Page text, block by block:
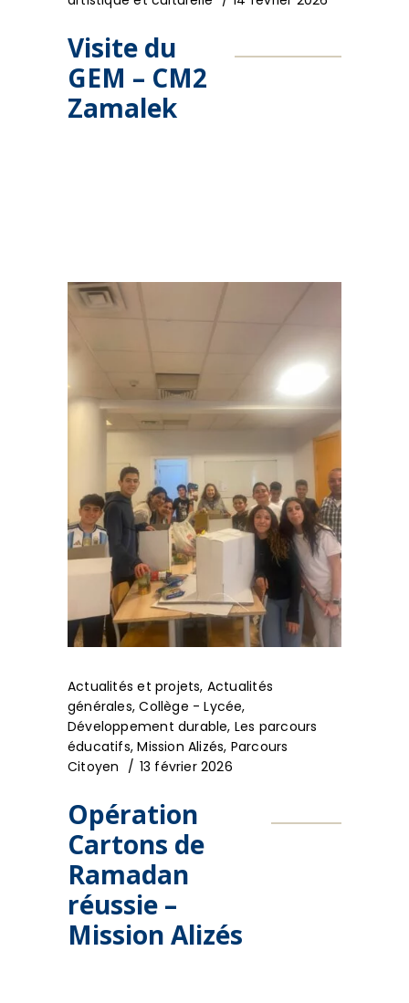
Visite du
GEM – CM2
Zamalek
Actualités et projets, Actualités
générales,Collège - Lycée,
Développement durable, Les parcours
éducatifs,Mission Alizés, Parcours
Citoyen
13 février 2026
Opération
Cartons de
Ramadan
réussie –
Mission Alizés